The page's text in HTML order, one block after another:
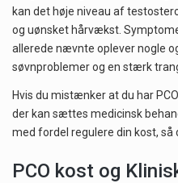
kan det høje niveau af
og uønsket hårvækst.
allerede nævnte oplever nogle
søvnproblemer og en stærk
Hvis du mistænker at du har
der kan sættes medicinsk
med fordel regulere din kost,
PCO kost og